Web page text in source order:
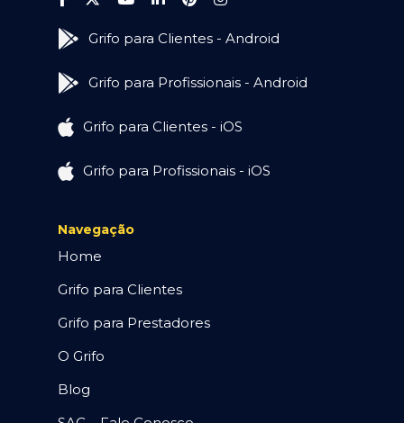
Grifo para Clientes - Android
Grifo para Profissionais - Android
Grifo para Clientes - iOS
Grifo para Profissionais - iOS
Navegação
Home
Grifo para Clientes
Grifo para Prestadores
O Grifo
Blog